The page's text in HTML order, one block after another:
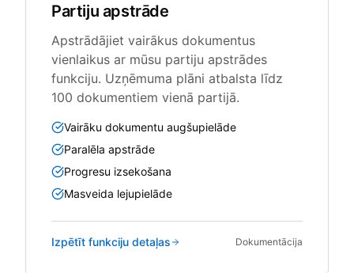
Partiju apstrāde
Apstrādājiet vairākus dokumentus
vienlaikus ar mūsu partiju apstrādes
funkciju. Uzņēmuma plāni atbalsta līdz
100 dokumentiem vienā partijā.
Vairāku dokumentu augšupielāde
Paralēla apstrāde
Progresu izsekošana
Masveida lejupielāde
Izpētīt funkciju detaļas Dokumentācija